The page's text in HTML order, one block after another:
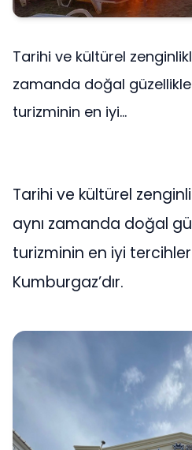
Tarihi ve kültürel
zamanda doğal
turizminin en iyi...
Tarihi ve kültürel
aynı zamanda doğal
turizminin en iyi
Kumburgaz’dır.